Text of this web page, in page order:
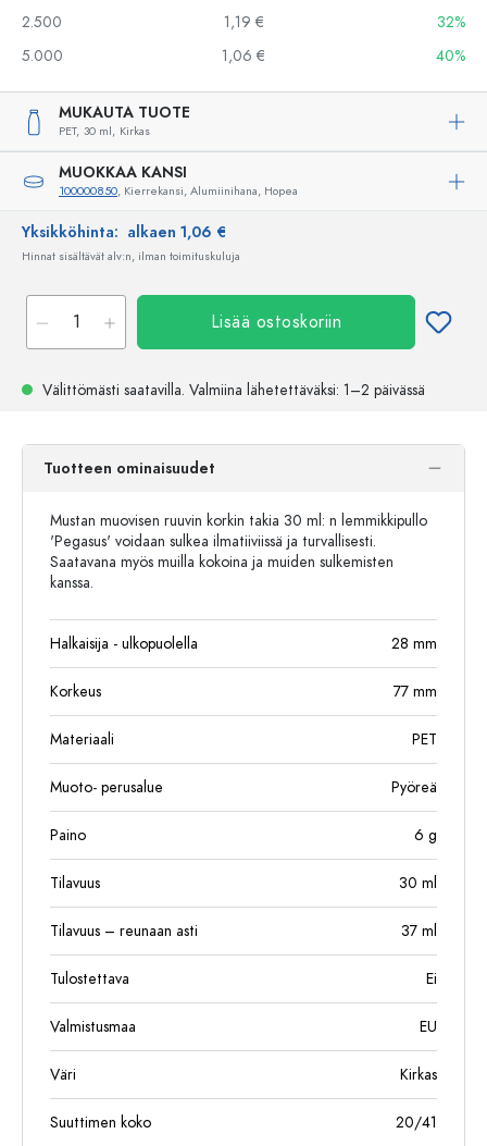
2.500
1,19 €
32%
5.000
1,06 € 40%
MUKAUTA TUOTE
PET, 30 ml, Kirkas
MUOKKAA KANSI
100000850, Kierrekansi, Alumiinihana, Hopea
Yksikköhinta: alkaen 1,06 €
Hinnat sisältävät alv:n, ilman toimituskuluja
Lisää ostoskoriin
Välittömästi saatavilla. Valmiina lähetettäväksi: 1–2 päivässä
Tuotteen ominaisuudet
Mustan muovisen ruuvin korkin takia 30 ml: n lemmikkipullo
'Pegasus' voidaan sulkea ilmatiiviissä ja turvallisesti.
Saatavana myös muilla kokoina ja muiden sulkemisten
kanssa.
Halkaisija - ulkopuolella 28 mm
Korkeus 77 mm
Materiaali PET
Muoto- perusalue Pyöreä
Paino 6 g
Tilavuus 30 ml
Tilavuus – reunaan asti 37 ml
Tulostettava Ei
Valmistusmaa EU
Väri Kirkas
Suuttimen koko 20/41